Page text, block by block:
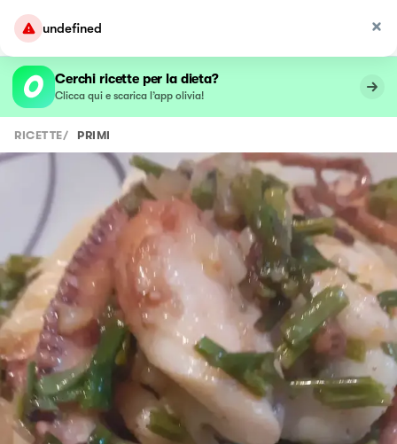
undefined
Cerchi ricette per la dieta?
Clicca qui e scarica l’app olivia!
RICETTE/ PRIMI